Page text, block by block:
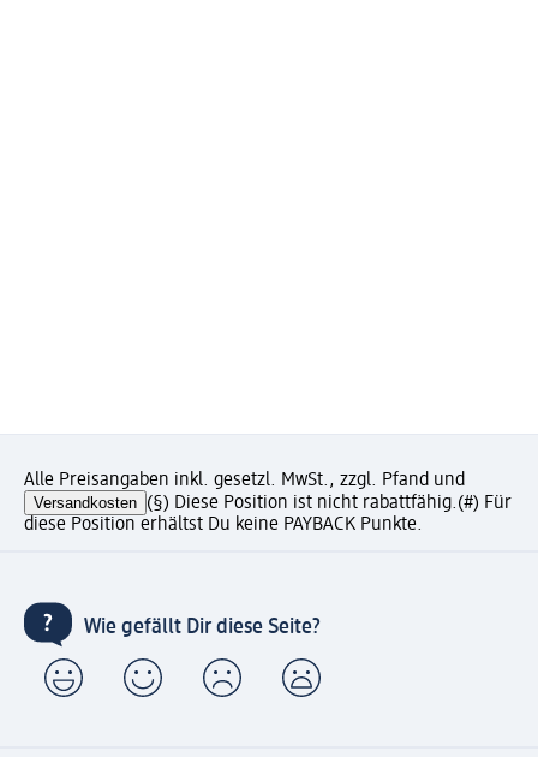
Alle Preisangaben inkl. gesetzl. MwSt., zzgl. Pfand und
Versandkosten (§) Diese Position ist nicht rabattfähig.(#) Für
diese Position erhältst Du keine PAYBACK Punkte.
Wie gefällt Dir diese Seite?